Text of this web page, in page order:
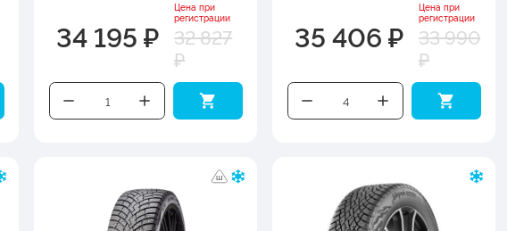
34 195 ₽
Цена при
регистрации
32 827
₽
35 406 ₽
Цена при
регистрации
33 990
₽